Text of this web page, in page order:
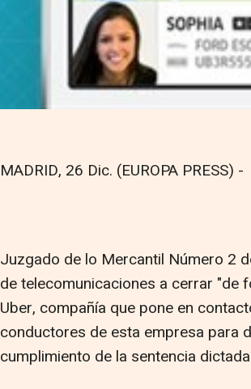
MADRID, 26 Dic. (EUROPA PRESS) -
Juzgado de lo Mercantil Número 2
de telecomunicaciones a cerrar "de
Uber, compañía que pone en
conductores de esta empresa para
cumplimiento de la sentencia